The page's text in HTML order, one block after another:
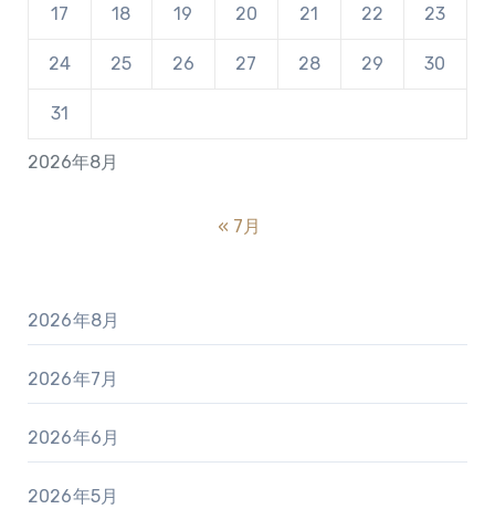
2026年8月
17 18 19 20 21 22 23
24 25 26 27 28 29 30
31
« 7月
2026年8月
2026年7月
2026年6月
2026年5月